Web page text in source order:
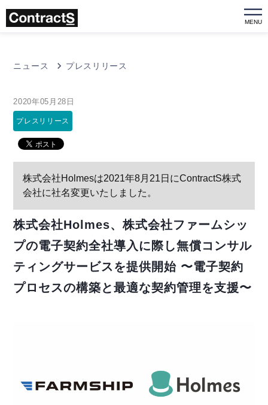
MENU
ニュース プレスリリース
2020年05月28日
プレスリリース
株式会社Holmesは2021年8月21日にContractS株式
会社に社名変更いたしました。
株式会社Holmes、株式会社ファームシッ
プの電子契約全社導入に際し無償コンサル
ティングサービスを提供開始 〜電子契約
プロセスの構築と最適な契約管理を支援〜